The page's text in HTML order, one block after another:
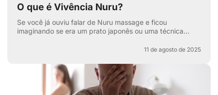
O que é Vivência Nuru?
Se você já ouviu falar de Nuru massage e ficou
imaginando se era um prato japonês ou uma técnica
11 de agosto de 2025